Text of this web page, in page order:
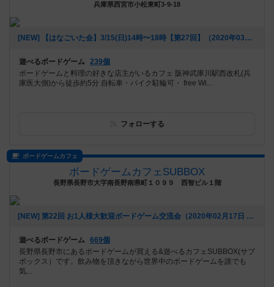
兵庫県西宮市小松東町3-9-18
[NEW] 【はなごいた会】3/15(日)14時〜18時【第27回】（2020年03月06日 16時16分）
遊べるボードゲーム 239個
ボードゲームと料理の好きな店主がいるカフェ 阪神武庫川駅西改札(兵
庫医大側)から徒歩約5分 自転車・バイク駐輪可・ free Wi...
フォローする
ボードゲームカフェ
ボードゲームカフェSUBBOX
長野県長野市大字南長野南県町１０９９ 西智ビル１階
[NEW] 第22回 お1人様大歓迎ボードゲーム交流会（2020年02月17日 21時47分）
遊べるボードゲーム 669個
長野県長野市にあるボードゲームが買える&遊べるカフェSUBBOX(サブ
ボックス）です。飲み物を頂きながら世界中のボードゲームを誰でも
気...